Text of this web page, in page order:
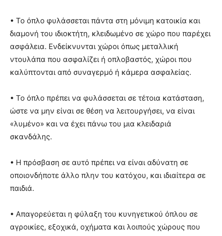
• Το όπλο φυλάσσεται πάντα στη μόνιμη κατοικία και
διαμονή του ιδιοκτήτη, κλειδωμένο σε χώρο που παρέχει
ασφάλεια. Ενδείκνυνται χώροι όπως μεταλλική
ντουλάπα που ασφαλίζει ή οπλοβαστός, χώροι που
καλύπτονται από συναγερμό ή κάμερα ασφαλείας.
• Το όπλο πρέπει να φυλάσσεται σε τέτοια κατάσταση,
ώστε να μην είναι σε θέση να λειτουργήσει, να είναι
«λυμένο» και να έχει πάνω του μια κλειδαριά
σκανδάλης.
• Η πρόσβαση σε αυτό πρέπει να είναι αδύνατη σε
οποιονδήποτε άλλο πλην του κατόχου, και ιδιαίτερα σε
παιδιά.
• Απαγορεύεται η φύλαξη του κυνηγετικού όπλου σε
αγροικίες, εξοχικά, οχήματα και λοιπούς χώρους που